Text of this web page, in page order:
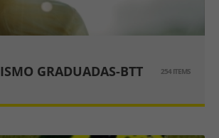
GRADUADAS-BTT 254 ITEMS